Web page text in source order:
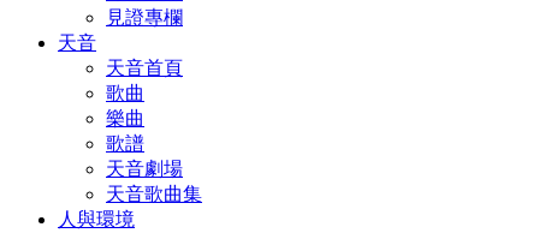
見證專欄
天音
天音首頁
歌曲
樂曲
歌譜
天音劇場
天音歌曲集
人與環境